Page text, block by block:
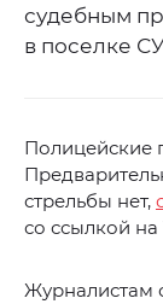
судебным
в поселке
Полицейские
стрельбы нет,
со ссылкой
Журналистам